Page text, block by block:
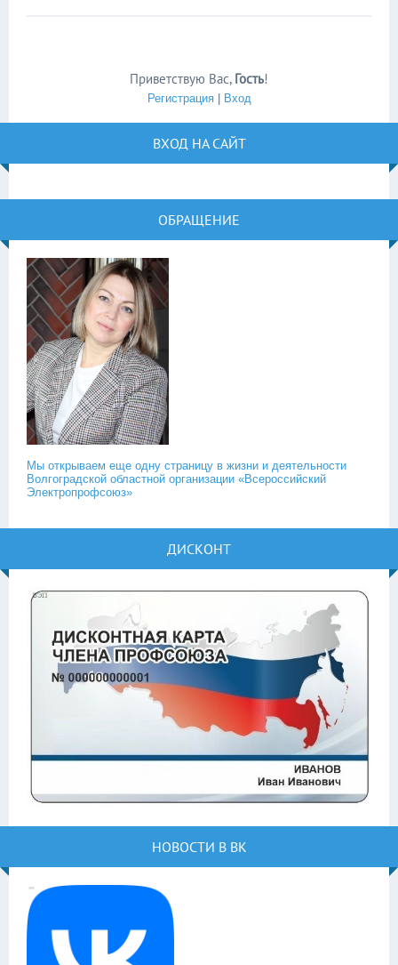
Приветствую Вас, Гость!
Регистрация| Вход
ВХОД НА САЙТ
ОБРАЩЕНИЕ
Мы открываем еще одну страницу в жизни и деятельности
Волгоградской областной организации «Всероссийский
Электропрофсоюз»
ДИСКОНТ
НОВОСТИ В ВК